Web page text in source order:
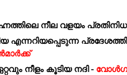
നീല വളയം
എന്നറിയപ്പെടുന്ന
നീളം കൂടിയ നദി - വോൾഗ